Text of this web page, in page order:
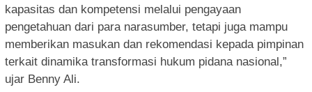
kapasitas dan kompetensi melalui pengayaan
pengetahuan dari para narasumber, tetapi juga mampu
memberikan masukan dan rekomendasi kepada pimpinan
terkait dinamika transformasi hukum pidana nasional,”
ujar Benny Ali.